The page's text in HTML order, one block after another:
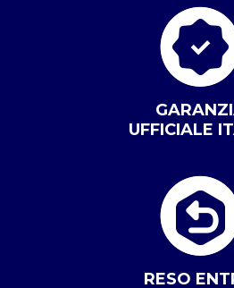
UFFICIALE
RESO